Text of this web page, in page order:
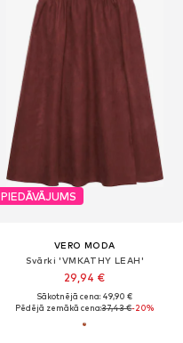
PIEDĀVĀJUMS
VERO MODA
Svārki 'VMKATHY LEAH'
29,94 €
Sākotnējā cena: 49,90 €
Pēdējā zemākā cena:37,43 €-20%